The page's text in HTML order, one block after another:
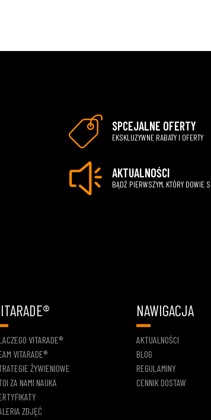
SPCEJALNE OFERTY
EKSKLUZYWNE RABATY I OFERTY
AKTUALNOŚCI
BĄDŹ PIERWSZYM, KTÓRY DOWIE
VITARADE®
VITARADE®
ŻYWIENIOWE
ZA NAMI NAUKA
ZDJĘĆ
NAWIGACJA
AKTUALNOŚCI
BLOG
REGULAMINY
CENNIK DOSTAW